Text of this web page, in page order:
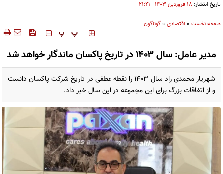
تاریخ انتشار: ۱۸ فروردين ۱۴۰۳ - ۲۱:۴۱
صفحه نخست » اقتصادی »گوناگون
‍‍‍ پ پ
مدیر عامل: سال ۱۴۰۳ در تاریخ پاکسان ماندگار خواهد شد
شهریار محمدی راد سال ۱۴۰۳ را نقطه عطفی در تاریخ شرکت پاکسان دانست
و از اتفاقات بزرگ برای این مجموعه در این سال خبر داد.